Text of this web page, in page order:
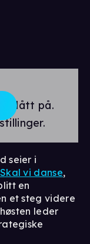
slått på.
seier i
Skal vi danse,
en
et steg videre
leder